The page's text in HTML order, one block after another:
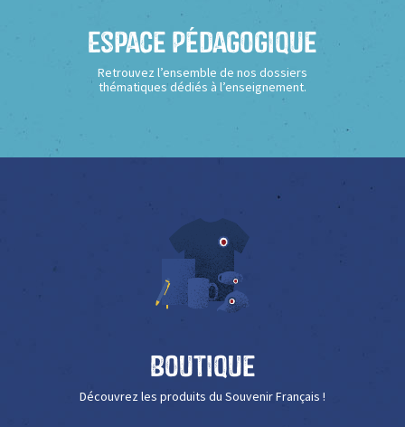
Espace Pédagogique
Retrouvez l’ensemble de nos dossiers
thématiques dédiés à l’enseignement.
Boutique
Découvrez les produits du Souvenir Français !